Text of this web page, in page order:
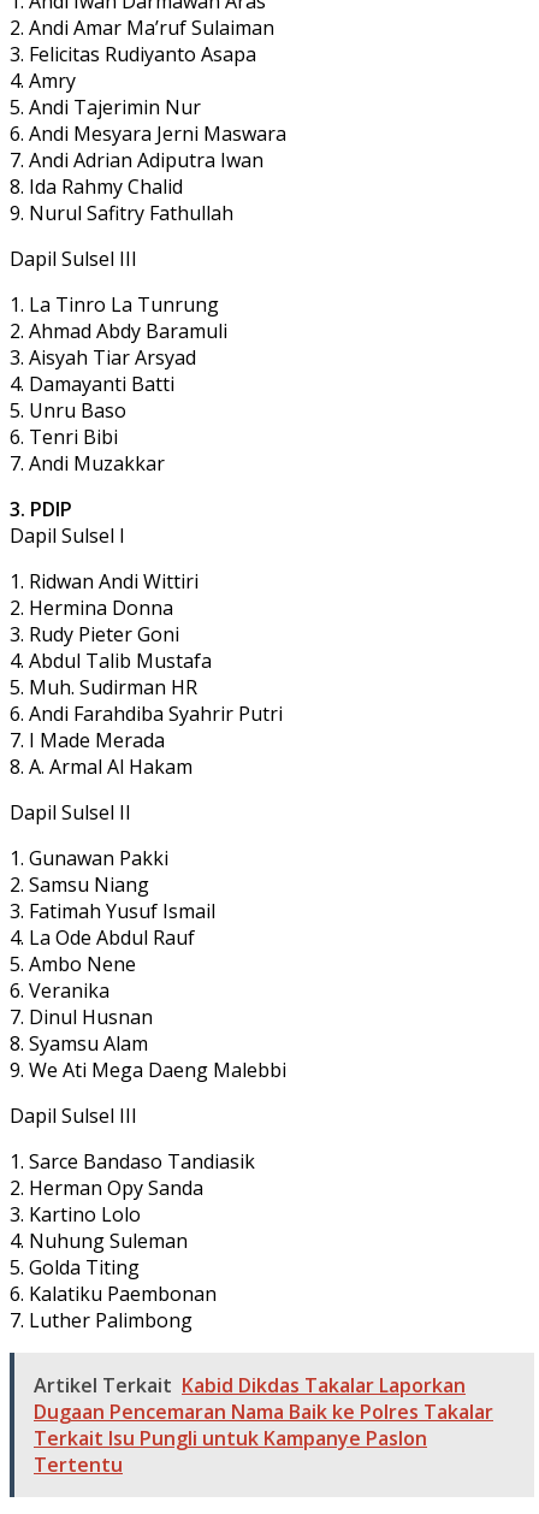
2. Andi Amar Ma’ruf Sulaiman
3. Felicitas Rudiyanto Asapa
4. Amry
5. Andi Tajerimin Nur
6. Andi Mesyara Jerni Maswara
7. Andi Adrian Adiputra Iwan
8. Ida Rahmy Chalid
9. Nurul Safitry Fathullah
Dapil Sulsel III
1. La Tinro La Tunrung
2. Ahmad Abdy Baramuli
3. Aisyah Tiar Arsyad
4. Damayanti Batti
5. Unru Baso
6. Tenri Bibi
7. Andi Muzakkar
3. PDIP
Dapil Sulsel I
1. Ridwan Andi Wittiri
2. Hermina Donna
3. Rudy Pieter Goni
4. Abdul Talib Mustafa
5. Muh. Sudirman HR
6. Andi Farahdiba Syahrir Putri
7. I Made Merada
8. A. Armal Al Hakam
Dapil Sulsel II
1. Gunawan Pakki
2. Samsu Niang
3. Fatimah Yusuf Ismail
4. La Ode Abdul Rauf
5. Ambo Nene
6. Veranika
7. Dinul Husnan
8. Syamsu Alam
9. We Ati Mega Daeng Malebbi
Dapil Sulsel III
1. Sarce Bandaso Tandiasik
2. Herman Opy Sanda
3. Kartino Lolo
4. Nuhung Suleman
5. Golda Titing
6. Kalatiku Paembonan
7. Luther Palimbong
Artikel Terkait Kabid Dikdas Takalar Laporkan
Dugaan Pencemaran Nama Baik ke Polres Takalar
Terkait Isu Pungli untuk Kampanye Paslon
Tertentu